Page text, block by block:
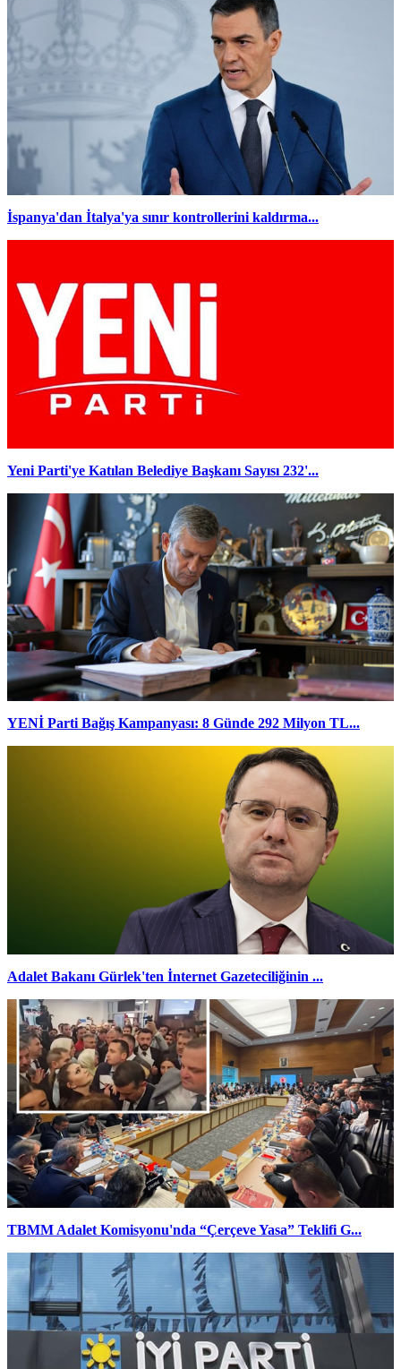
İspanya'dan İtalya'ya sınır kontrollerini kaldırma...
Yeni Parti'ye Katılan Belediye Başkanı Sayısı 232'...
YENİ Parti Bağış Kampanyası: 8 Günde 292 Milyon TL...
Adalet Bakanı Gürlek'ten İnternet Gazeteciliğinin ...
TBMM Adalet Komisyonu'nda “Çerçeve Yasa” Teklifi G...